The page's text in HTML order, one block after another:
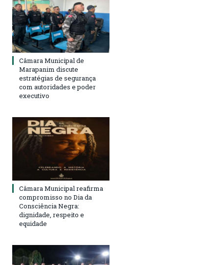
Câmara Municipal de
Marapanim discute
estratégias de segurança
com autoridades e poder
executivo
Câmara Municipal reafirma
compromisso no Dia da
Consciência Negra:
dignidade, respeito e
equidade